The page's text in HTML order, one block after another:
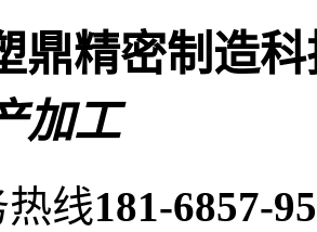
鼎精密制造
加工
线181-6857-